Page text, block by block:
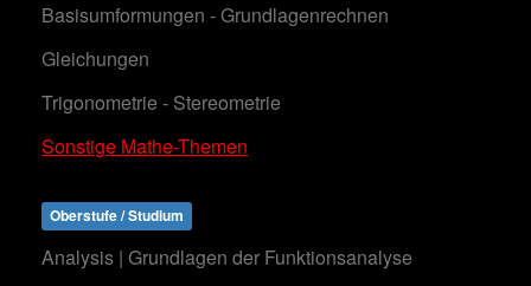
Basisumformungen - Grundlagenrechnen
Gleichungen
Trigonometrie - Stereometrie
Sonstige Mathe-Themen
Oberstufe / Studium
Analysis | Grundlagen der Funktionsanalyse